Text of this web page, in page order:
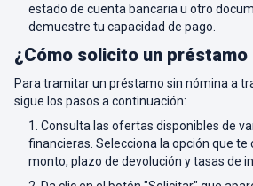
estado de cuenta bancaria u otro
demuestre tu capacidad de pago.
¿Cómo solicito un préstamo
Para tramitar un préstamo sin nómina a
sigue los pasos a continuación:
Consulta las ofertas disponibles de
financieras. Selecciona la opción que te
monto, plazo de devolución y tasas de